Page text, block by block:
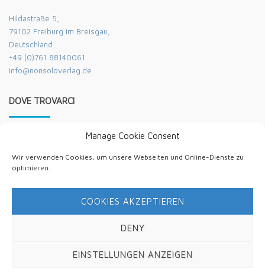
Manage Cookie Consent
Wir verwenden Cookies, um unsere Webseiten und Online-Dienste zu
optimieren.
COOKIES AKZEPTIEREN
DENY
EINSTELLUNGEN ANZEIGEN
Hildastraße 5,
79102 Freiburg im Breisgau,
Deutschland
+49 (0)761 88140061
info@nonsoloverlag.de
DOVE TROVARCI
Privacy e cookie: questo sito utilizza i cookie. Continuando a
utilizzare questo sito Web, l'utente accetta il loro utilizzo.
Per saperne di più, incluso come controllare i cookie, vedere qui: